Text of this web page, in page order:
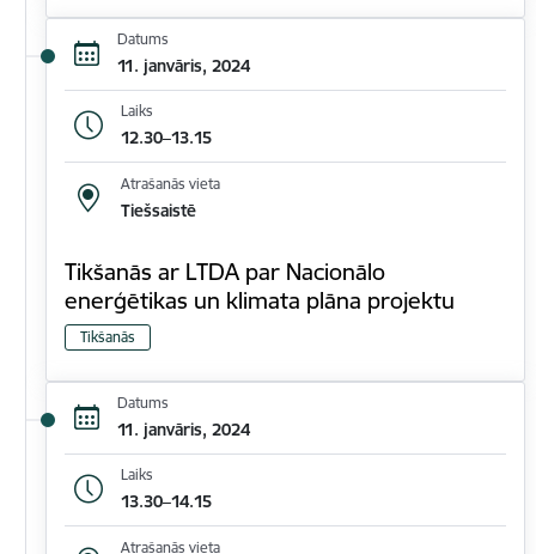
Datums
11. janvāris, 2024
Laiks
12.30–13.15
Atrašanās vieta
Tiešsaistē
Tikšanās ar LTDA par Nacionālo
enerģētikas un klimata plāna projektu
Tikšanās
Datums
11. janvāris, 2024
Laiks
13.30–14.15
Atrašanās vieta